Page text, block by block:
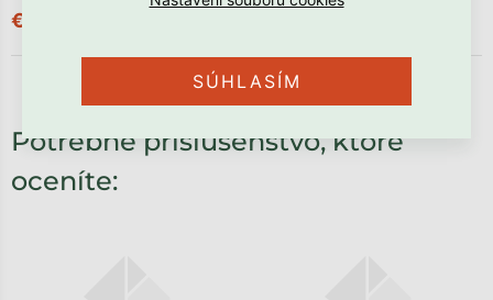
SÚHLASÍM
€128,90
Potrebné príslušenstvo, ktoré
oceníte: